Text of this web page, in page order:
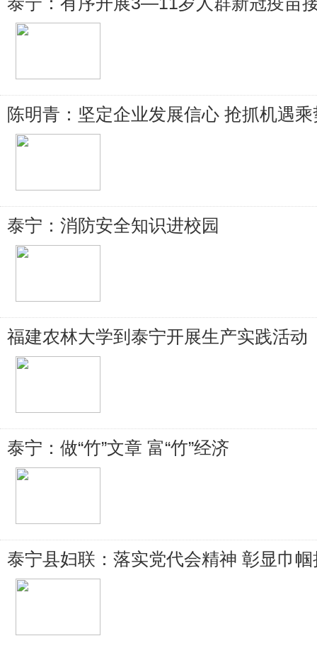
陈明青：坚定企业发展信心 抢抓机遇
泰宁：消防安全知识进校园
福建农林大学到泰宁开展生产实践活动
泰宁：做“竹”文章 富“竹”经济
泰宁县妇联：落实党代会精神 彰显巾帼